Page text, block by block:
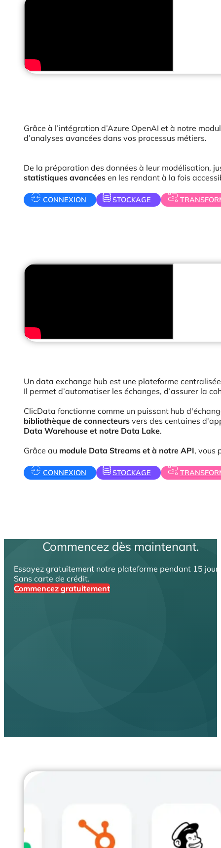
Grâce à l’intégration d’Azure OpenAI et à notre
d’analyses avancées dans vos processus métiers.
De la préparation des données à leur modélisation,
statistiques avancées en les rendant à la fois
CONNEXION STOCKAGE
Un data exchange hub est une plateforme
Il permet d’automatiser les échanges, d’assurer la
ClicData fonctionne comme un puissant hub
bibliothèque de connecteurs vers des centaines
Data Warehouse et notre Data Lake.
Grâce au module Data Streams et à notre API, vous
CONNEXION STOCKAGE
Commencez dès maintenant.
Essayez gratuitement notre plateforme pendant 15
Sans carte de crédit.
Commencez gratuitement